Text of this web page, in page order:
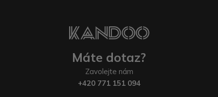
Máte dotaz?
Zavolejte nám
+420 771 151 094